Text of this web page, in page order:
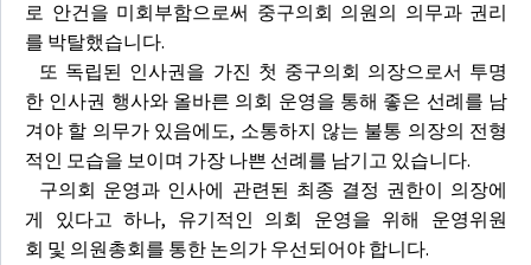
로 안건을 미회부함으로써 중구의회 의원의 의무과 권리
를 박탈했습니다.
또 독립된 인사권을 가진 첫 중구의회 의장으로서 투명
한 인사권 행사와 올바른 의회 운영을 통해 좋은 선례를 남
겨야 할 의무가 있음에도, 소통하지 않는 불통 의장의 전형
적인 모습을 보이며 가장 나쁜 선례를 남기고 있습니다.
구의회 운영과 인사에 관련된 최종 결정 권한이 의장에
게 있다고 하나, 유기적인 의회 운영을 위해 운영위원
회 및 의원총회를 통한 논의가 우선되어야 합니다.